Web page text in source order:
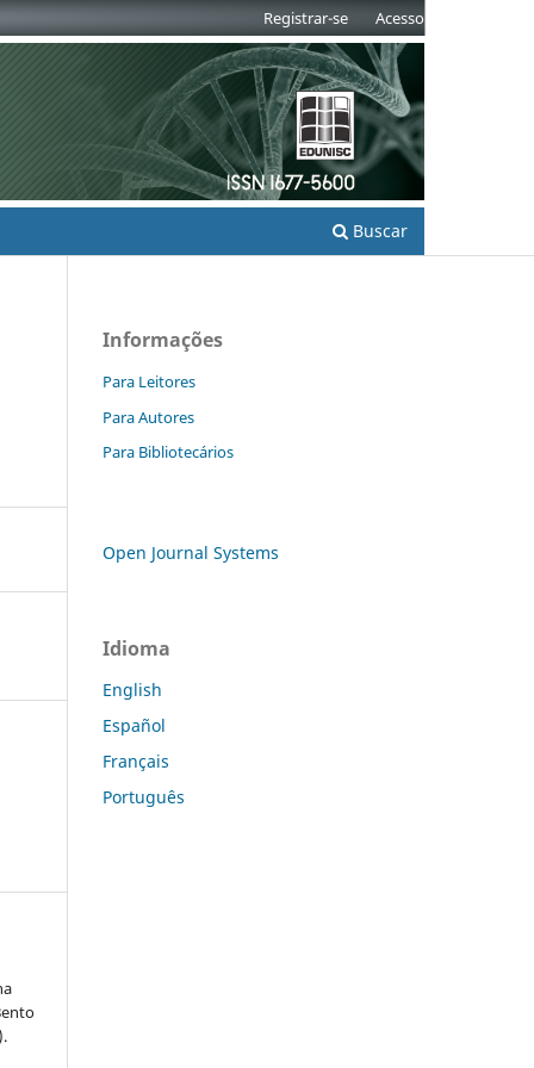
Buscar
Registrar-se Acesso
Informações
Para Leitores
Para Autores
Para Bibliotecários
Open Journal Systems
Idioma
English
Español
Français
Português